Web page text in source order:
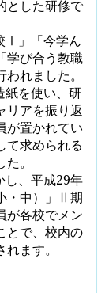
とした研修で
Ⅰ」「今学ん
学び合う教職
れました。
紙を使い、研
リアを振り返
が置かれてい
て求められる
。
し、平成29年
・中）」Ⅱ期
が各校でメン
とで、校内の
ます。